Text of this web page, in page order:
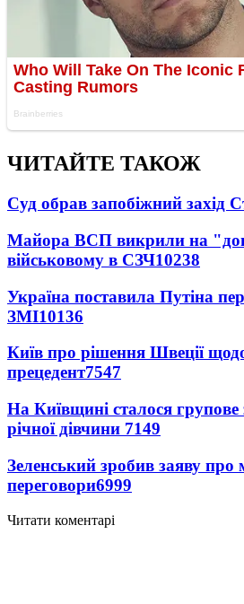
ЧИТАЙТЕ ТАКОЖ
Суд обрав запобіжний захід
Майора ВСП викрили на
військовому в СЗЧ10238
Україна поставила Путіна
ЗМІ10136
Київ про рішення Швеції
прецедент7547
На Київщині сталося групове
річної дівчини 7149
Зеленський зробив заяву про
переговори6999
Читати коментарі